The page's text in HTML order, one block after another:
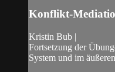
Konflikt-
Kristin Bub |
Fortsetzung der
System und im